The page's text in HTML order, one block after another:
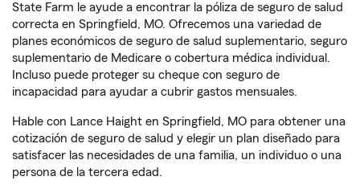
State Farm le ayude a encontrar la póliza de seguro de salud
correcta en Springfield, MO. Ofrecemos una variedad de
planes económicos de seguro de salud suplementario, seguro
suplementario de Medicare o cobertura médica individual.
Incluso puede proteger su cheque con seguro de
incapacidad para ayudar a cubrir gastos mensuales.
Hable con Lance Haight en Springfield, MO para obtener una
cotización de seguro de salud y elegir un plan diseñado para
satisfacer las necesidades de una familia, un individuo o una
persona de la tercera edad.